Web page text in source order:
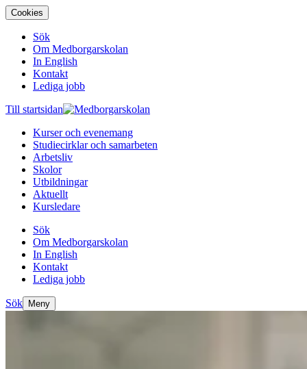
Cookies
Sök
Om Medborgarskolan
In English
Kontakt
Lediga jobb
Till startsidan
Kurser och evenemang
Studiecirklar och samarbeten
Arbetsliv
Skolor
Utbildningar
Aktuellt
Kursledare
Sök
Om Medborgarskolan
In English
Kontakt
Lediga jobb
Sök Meny